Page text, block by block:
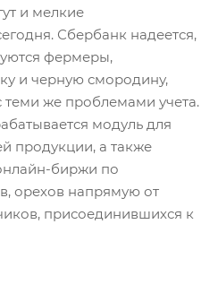
и мелкие
Сбербанк надеется,
фермеры,
и черную смородину,
теми же проблемами учета.
модуль для
продукции, а также
биржи по
орехов напрямую от
присоединившихся к